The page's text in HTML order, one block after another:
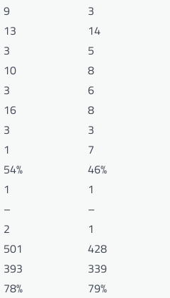
9
3
13
14
3
5
10
8
3
6
16
8
3
3
1
7
54%
46%
1
1
–
–
2
1
501
428
393
339
78%
79%